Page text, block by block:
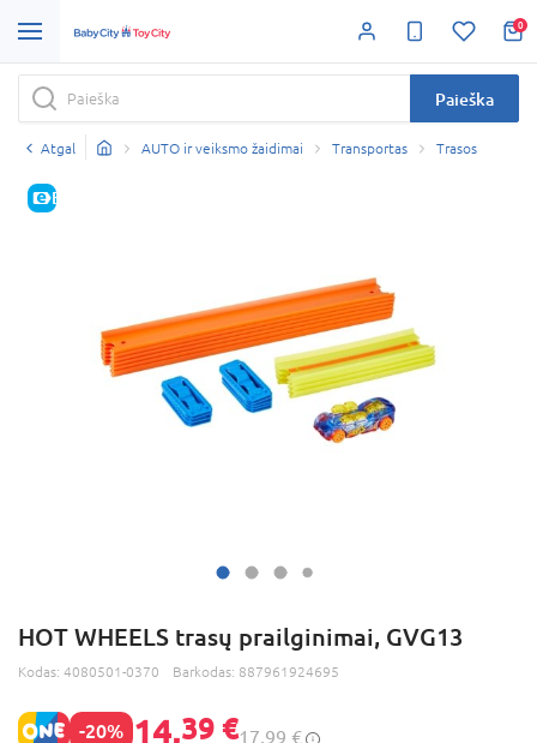
0
Paieška
Atgal AUTO ir veiksmo žaidimai Transportas Trasos
E-KAINA
HOT WHEELS trasų prailginimai, GVG13
Kodas: 4080501-0370 Barkodas: 887961924695
-20% 14,39 €17,99 €